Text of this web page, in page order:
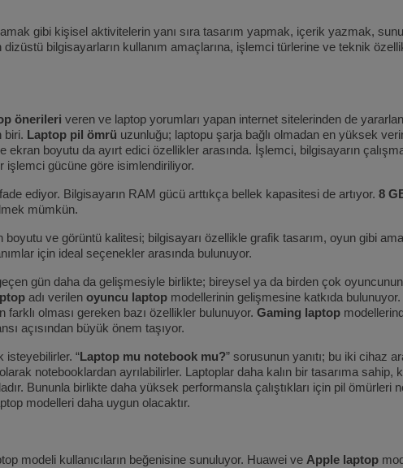
gibi kişisel aktivitelerin yanı sıra tasarım yapmak, içerik yazmak,
bilgisayarların kullanım amaçlarına, işlemci türlerine ve teknik
önerileri veren ve laptop yorumları yapan internet sitelerinden de
biri. Laptop pil ömrü uzunluğu; laptopu şarja bağlı olmadan en yüksek
boyutu da ayırt edici özellikler arasında. İşlemci, bilgisayarın
işlemci gücüne göre isimlendiriliyor.
ediyor. Bilgisayarın RAM gücü arttıkça bellek kapasitesi de artıyor. 8
mümkün.
ve görüntü kalitesi; bilgisayarı özellikle grafik tasarım, oyun gibi
için ideal seçenekler arasında bulunuyor.
gün daha da gelişmesiyle birlikte; bireysel ya da birden çok
adı verilen oyuncu laptop modellerinin gelişmesine katkıda bulunuyor.
olması gereken bazı özellikler bulunuyor. Gaming laptop
açısından büyük önem taşıyor.
isteyebilirler. “Laptop mu notebook mu?” sorusunun yanıtı; bu iki cihaz
notebooklardan ayrılabilirler. Laptoplar daha kalın bir tasarıma
Bununla birlikte daha yüksek performansla çalıştıkları için pil ömürleri
modelleri daha uygun olacaktır.
modeli kullanıcıların beğenisine sunuluyor. Huawei ve Apple laptop